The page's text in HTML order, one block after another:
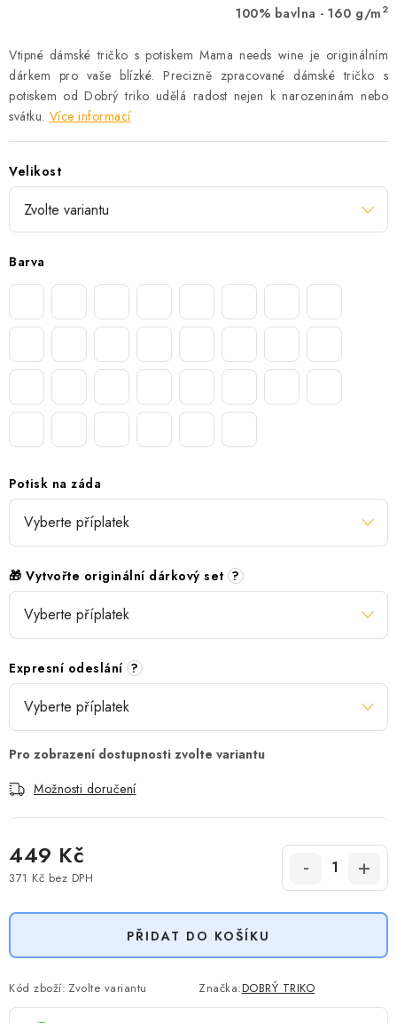
100% bavlna - 160 g/m 2
Vtipné dámské tričko s potiskem Mama needs wine je originálním
dárkem pro vaše blízké. Precizně zpracované dámské tričko s
potiskem od Dobrý triko udělá radost nejen k narozeninám nebo
svátku. Více informací
Velikost
Barva
Potisk na záda
🎁 Vytvořte originální dárkový set ?
Expresní odeslání ?
Možnosti doručení
449 Kč
371 Kč bez DPH
PŘIDAT DO KOŠÍKU
Kód zboží: Zvolte variantu Značka:DOBRÝ TRIKO